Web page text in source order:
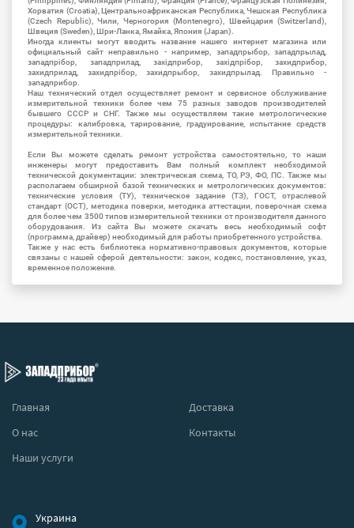
Хорватия (Croatia), Центральноафриканская Республика, Чешская Республика
(Czech Republic), Чили, Черногория (Montenegro), Швейцария (Switzerland),
Швеция (Sweden), Шри-Ланка, Ямайка, Япония (Japan).
Иногда клиенты могут вводить название нашего интернет магазина или
официальный сайт неправильно - например, западпрыбор, западпрылад,
западпрібор, западприлад, західприбор, західпрібор, захидприбор,
захидприлад, захидпрібор, захидпрыбор, захидпрылад. Правильно -
западприбор.
Наш технический отдел осуществляет ремонт и сервисное обслуживание
измерительной техники более чем 75 разных заводов производителей
бывшего СССР и СНГ. Также мы осуществляем такие метрологические
процедуры: калибровка, тарирование, градуирование, испытание средств
измерительной техники.
Если Вы можете сделать ремонт устройства самостоятельно, то наши
инженеры могут предоставить Вам полный комплект необходимой
технической документации: электрическая схема, ТО, РЭ, ФО, ПС. Также мы
располагаем обширной базой технических и метрологических документов:
технические условия (ТУ), техническое задание (ТЗ), ГОСТ, отраслевой
стандарт (ОСТ), методика поверки, методика аттестации, поверочная схема
для более чем 3500 типов измерительной техники от производителя данного
оборудования. Из сайта Вы можете скачать весь необходимый софт
(программа, драйвер) необходимый для работы приобретенного устройства.
Также у нас есть библиотека нормативно-правовых документов, которые
связаны с нашей сферой деятельности: закон, кодекс, постановление, указ,
временное положение.
Главная
Доставка
О нас
Контакты
Наши услуги
Украина